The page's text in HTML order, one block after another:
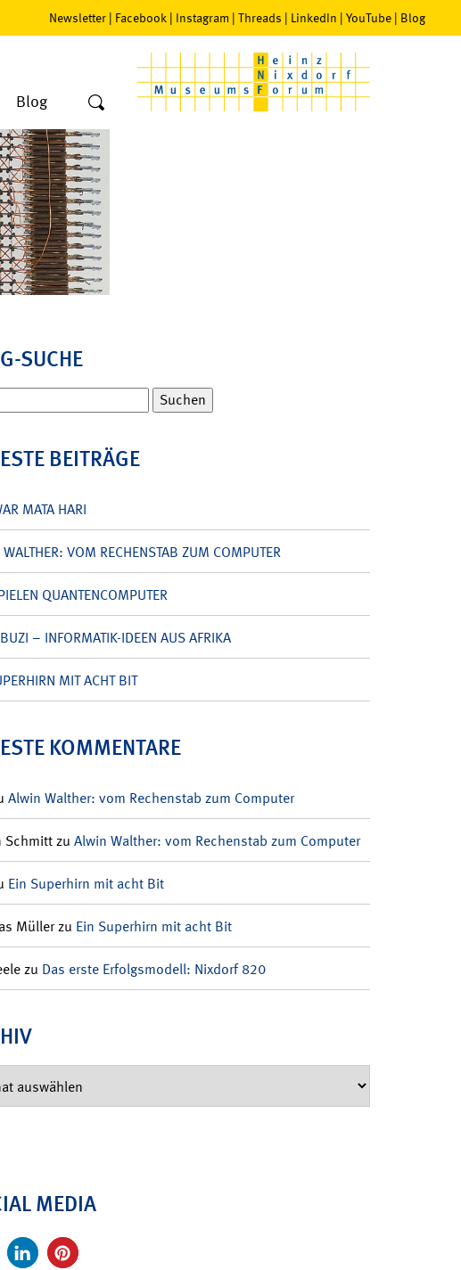
Newsletter | Facebook | Instagram | Threads | LinkedIn | YouTube | Blog
Blog
SUCHE
BEITRÄGE
MATA HARI
VOM RECHENSTAB ZUM COMPUTER
QUANTENCOMPUTER
– INFORMATIK-IDEEN AUS AFRIKA
MIT ACHT BIT
KOMMENTARE
Alwin Walther: vom Rechenstab zum Computer
Schmittzu Alwin Walther: vom Rechenstab zum Computer
Ein Superhirn mit acht Bit
Müllerzu Ein Superhirn mit acht Bit
zu Das erste Erfolgsmodell: Nixdorf 820
MEDIA